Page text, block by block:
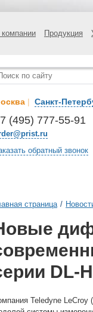
Продукция
| Санкт-
(495) 777-55-91
обратный звонок
страница /
DL-
Teledyne